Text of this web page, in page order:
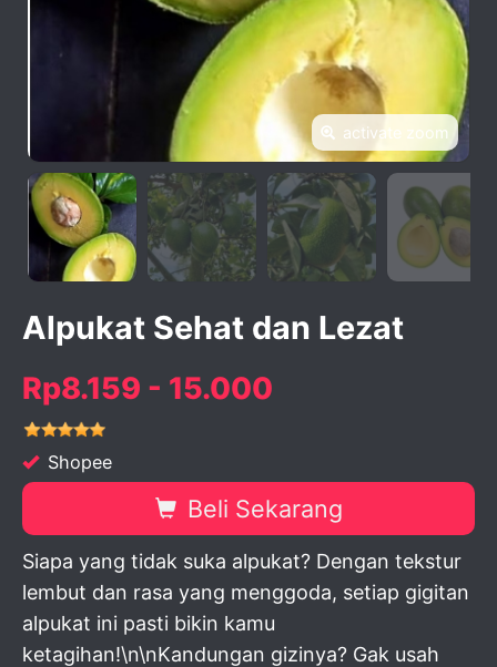
activate zoom
Alpukat Sehat dan Lezat
Rp8.159 - 15.000
Shopee
Beli Sekarang
Siapa yang tidak suka alpukat? Dengan tekstur
lembut dan rasa yang menggoda, setiap gigitan
alpukat ini pasti bikin kamu
ketagihan!\n\nKandungan gizinya? Gak usah